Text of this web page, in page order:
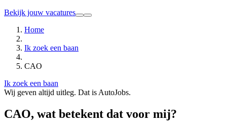
Bekijk jouw vacatures
Home
Ik zoek een baan
CAO
Ik zoek een baan
Wij geven altijd uitleg. Dat is AutoJobs.
CAO, wat betekent dat voor mij?